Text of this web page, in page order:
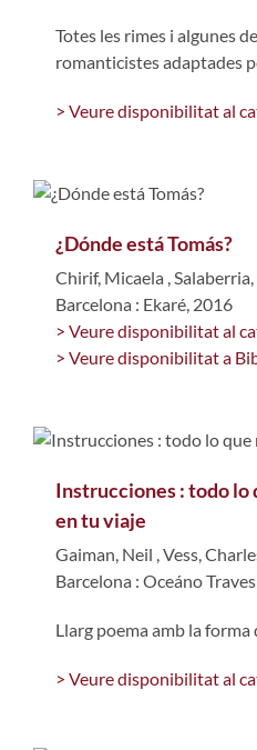
Totes les rimes i algunes
romanticistes adaptades
> Veure disponibilitat al
¿Dónde está Tomás?
Chirif, Micaela ,
Barcelona : Ekaré, 2016
> Veure disponibilitat al
> Veure disponibilitat a
Instrucciones : todo lo
en tu viaje
Gaiman, Neil ,Vess,
Barcelona : Oceáno
Llarg poema amb la
> Veure disponibilitat al